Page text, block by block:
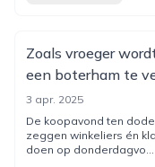
Zoals vroeger
een boterham te
3 apr. 2025
De koopavond ten
zeggen winkeliers én
doen op donderdagvo...